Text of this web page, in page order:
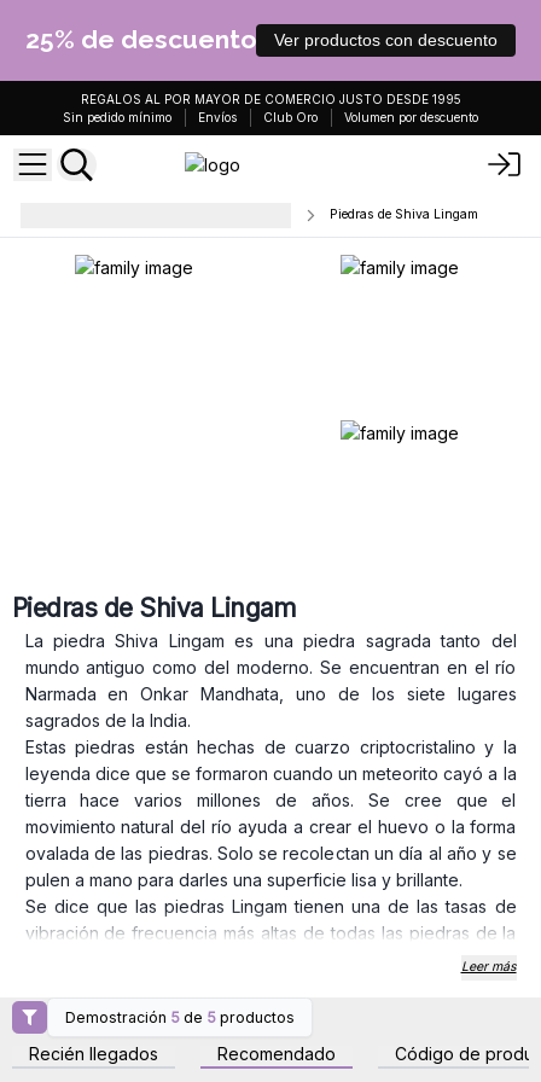
25% de descuento Ver productos con descuento
REGALOS AL POR MAYOR DE COMERCIO JUSTO DESDE 1995
Sin pedido mínimo
Envíos Club Oro Volumen por descuento
Piedras de Shiva Lingam
Piedras de Shiva Lingam
La piedra Shiva Lingam es una piedra sagrada tanto del
mundo antiguo como del moderno. Se encuentran en el río
Narmada en Onkar Mandhata, uno de los siete lugares
sagrados de la India.
Estas piedras están hechas de cuarzo criptocristalino y la
leyenda dice que se formaron cuando un meteorito cayó a la
tierra hace varios millones de años. Se cree que el
movimiento natural del río ayuda a crear el huevo o la forma
ovalada de las piedras. Solo se recolectan un día al año y se
pulen a mano para darles una superficie lisa y brillante.
Se dice que las piedras Lingam tienen una de las tasas de
vibración de frecuencia más altas de todas las piedras de la
tierra. Emanan una vibración que purificará tu espacio
masculina (conocimiento) y las marcas, que difieren mucho
de una piedra a otra, representan la energía femenina
(Sabiduría).
Leer más
Demostración 5 de 5 productos
Recién llegados Recomendado Código de
Inicie sesión o regístrese
para obtener precios al
por mayor
para obtener precios al
por mayor